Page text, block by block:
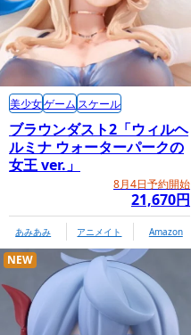
ブラウンダスト2「ウィルヘ
ルミナ ウォーターパークの
女王 ver.」
8月4日予約開始
21,670円
美少女ゲーム スケール
あみあみ アニメイト Amazon
NEW